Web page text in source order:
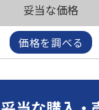
妥当な価格
価格を調べる